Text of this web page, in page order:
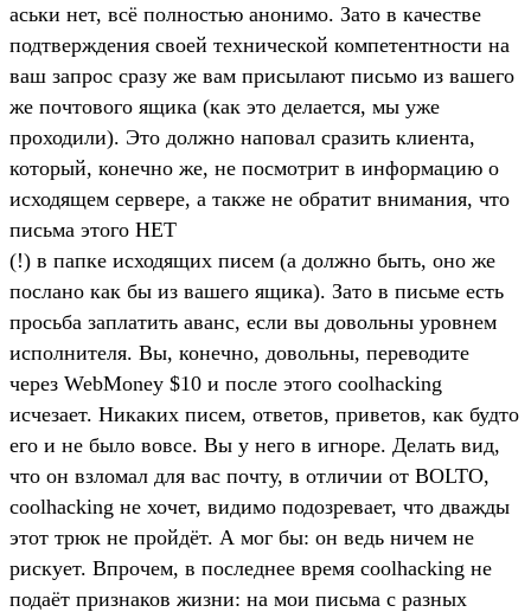
аськи нет, всё полностью анонимо. Зато в качестве
подтверждения своей технической компетентности на
ваш запрос сразу же вам присылают письмо из вашего
же почтового ящика (как это делается, мы уже
проходили). Это должно наповал сразить клиента,
который, конечно же, не посмотрит в информацию о
исходящем сервере, а также не обратит внимания, что
письма этого НЕТ
(!) в папке исходящих писем (а должно быть, оно же
послано как бы из вашего ящика). Зато в письме есть
просьба заплатить аванс, если вы довольны уровнем
исполнителя. Вы, конечно, довольны, переводите
через WebMoney $10 и после этого coolhacking
исчезает. Никаких писем, ответов, приветов, как будто
его и не было вовсе. Вы у него в игноре. Делать вид,
что он взломал для вас почту, в отличии от BOLTO,
coolhacking не хочет, видимо подозревает, что дважды
этот трюк не пройдёт. А мог бы: он ведь ничем не
рискует. Впрочем, в последнее время coolhacking не
подаёт признаков жизни: на мои письма с разных